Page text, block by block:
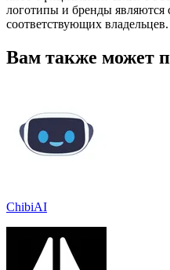
логотипы и бренды являются
соответствующих владельцев.
Вам также может
ChibiAI